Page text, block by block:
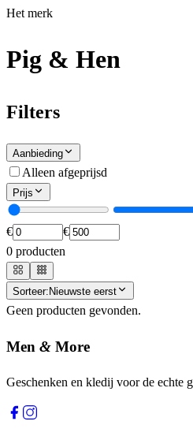
Het merk
Pig & Hen
Filters
Aanbieding
Alleen afgeprijsd
Prijs
€
€
0 producten
Sorteer: Nieuwste eerst
Geen producten gevonden.
Men & More
Geschenken en kledij voor de echte